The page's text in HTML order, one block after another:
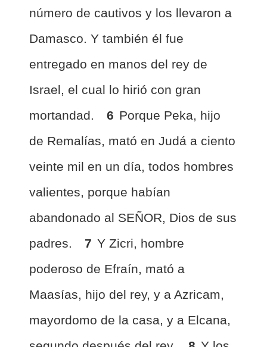
número de cautivos y los llevaron a
Damasco. Y también él fue
entregado en manos del rey de
Israel, el cual lo hirió con gran
mortandad.
6 Porque Peka, hijo
de Remalías, mató en Judá a ciento
veinte mil en un día, todos hombres
valientes, porque habían
abandonado al SEÑOR, Dios de sus
padres.
7 Y Zicri, hombre
poderoso de Efraín, mató a
Maasías, hijo del rey, y a Azricam,
mayordomo de la casa, y a Elcana,